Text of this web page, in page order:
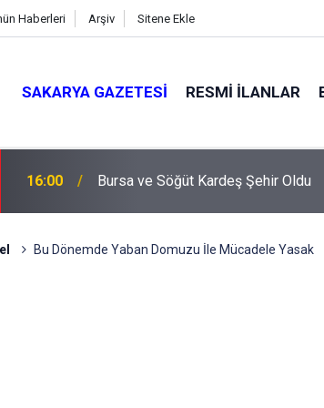
Haberleri Arşiv Sitene Ekle
SAKARYA GAZETESI RESMI İLANLAR
16:00 Bursa ve Söğüt Kardeş Şehir Oldu
Bu Dönemde Yaban Domuzu İle Mücadele Yasak